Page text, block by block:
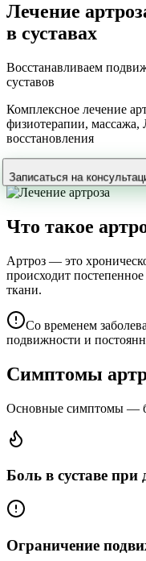
Лечение
в суставах
Восстанавливаем
суставов
Комплексное лечение
физиотерапии,
восстановления
Записаться на
Что такое
Артроз — это
происходит
ткани.
Со временем
подвижности и
Симптомы
Основные симптомы —
Боль в суставе при
Ограничение